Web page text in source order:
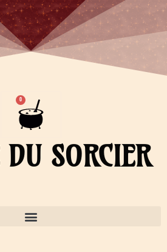
0
Panier
SORCIER